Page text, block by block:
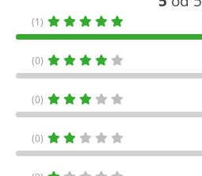
(1)
(0)
(0)
(0)